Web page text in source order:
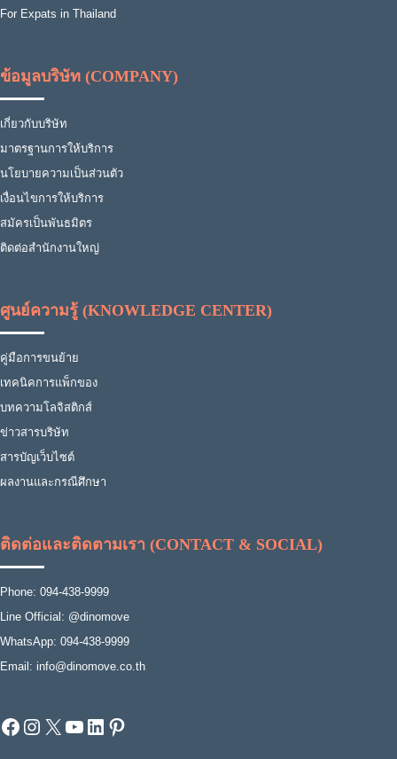
For Expats in Thailand
ข้อมูลบริษัท (COMPANY)
เกี่ยวกับบริษัท
มาตรฐานการให้บริการ
นโยบายความเป็นส่วนตัว
เงื่อนไขการให้บริการ
สมัครเป็นพันธมิตร
ติดต่อสำนักงานใหญ่
ศูนย์ความรู้ (KNOWLEDGE CENTER)
คู่มือการขนย้าย
เทคนิคการแพ็กของ
บทความโลจิสติกส์
ข่าวสารบริษัท
สารบัญเว็บไซต์
ผลงานและกรณีศึกษา
ติดต่อและติดตามเรา (CONTACT & SOCIAL)
Phone: 094-438-9999
Line Official: @dinomove
WhatsApp: 094-438-9999
Email: info@dinomove.co.th
Facebook
Instagram
X YouTube
LinkedIn
Pinterest